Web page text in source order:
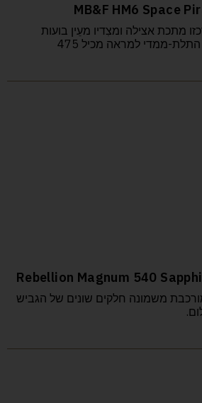
מתכת אצילה ומצִדיו מעֵין בועות
ממדי למראה מכיל 475
משמונה חלקים שונים של הגביש